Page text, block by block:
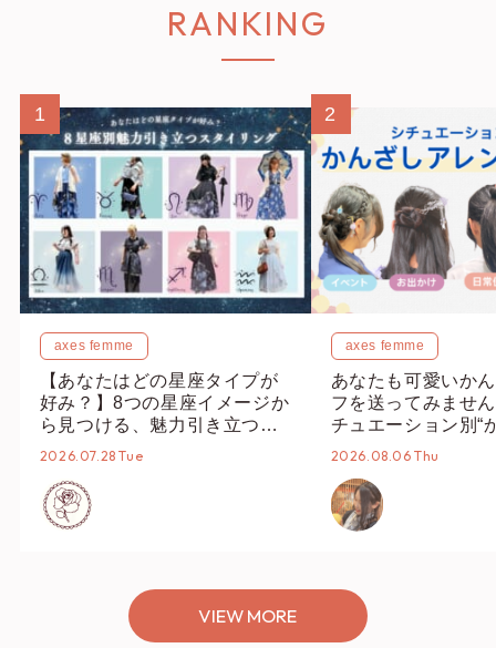
RANKING
1
axes femme
【あなたはどの星座タイプが
好み？】8つの星座イメージか
ら見つける、魅力引き立つス
タイリング♡
2026.07.28 Tue
2
axes femme
あなたも可愛いか
フを送ってみませ
チュエーション別“
オススメ【ショッ
2026.08.06 Thu
VIEW MORE